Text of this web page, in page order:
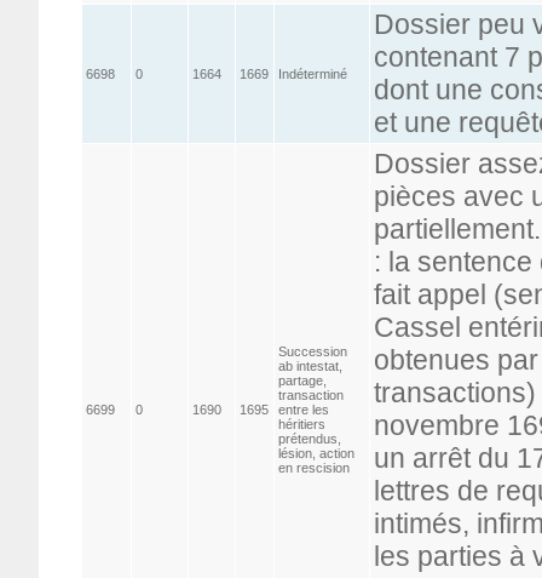
6698 0 1664 1669 Indéterminé
Dossier peu
contenant 7
dont une
et une
6699 0 1690 1695
Succession
ab intestat,
partage,
transaction
entre les
héritiers
prétendus,
lésion, action
en rescision
Dossier
pièces avec
: la
fait appel
Cassel
obtenues
novembre
un arrêt du
lettres de
intimés,
les parties à